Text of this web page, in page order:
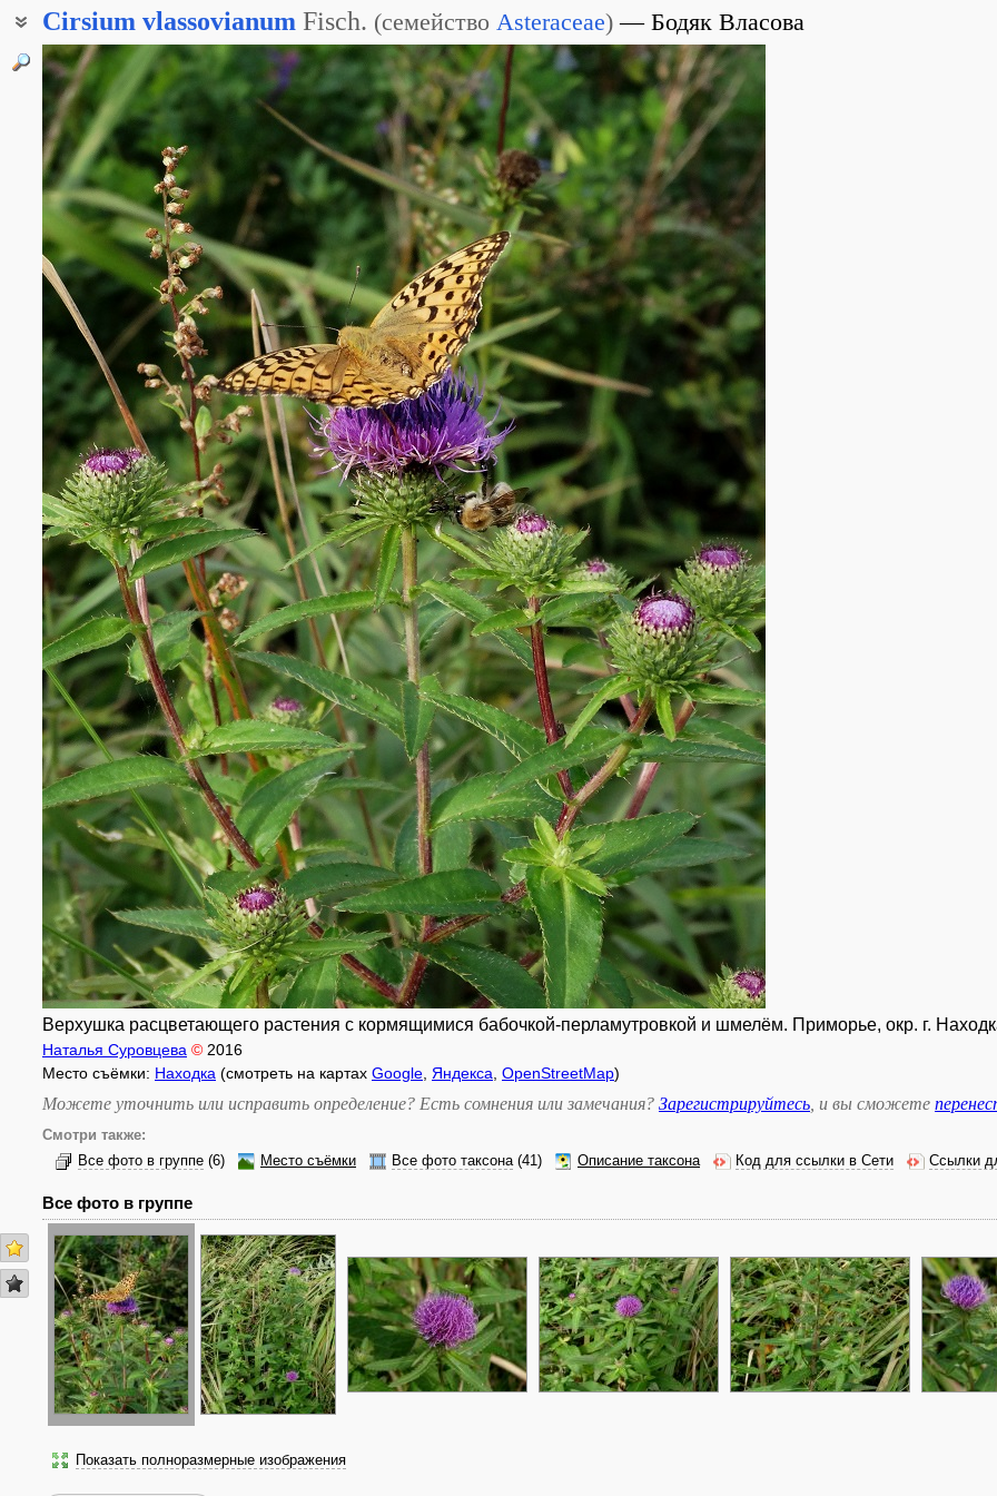
Cirsium vlassovianum Fisch. (семейство Asteraceae) Бодяк Власова
Верхушка расцветающего растения с кормящимися бабочкой-перламутровкой и шмелём. Приморье, окр. г.
Наталья Суровцева © 2016
Место съёмки: Находка (смотреть на картах Google Яндекса OpenStreetMap)
Можете уточнить или исправить определение? Есть сомнения или замечания? Зарегистрируйтесь , и вы сможете
Смотри также:
Все фото в группе (6) Место съёмки Все фото таксона(41) Описание таксона Код для ссылки в Сети Ссылки
Все фото в группе
Показать полноразмерные изображения